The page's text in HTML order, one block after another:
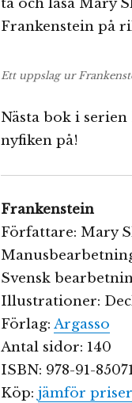
ta och läsa Mary
Frankenstein på
Ett uppslag ur
Nästa bok i
nyfiken på!
Frankenstein
Författare: Mary
Svensk
Illustrationer:
Förlag: Argasso
Antal sidor: 140
ISBN: 978-91-
Köp: jämför priser